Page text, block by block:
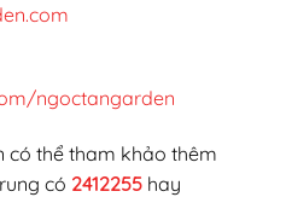
ngoctangarden
có thể tham khảo thêm
có 2412255 hay